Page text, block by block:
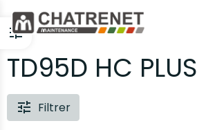
TD95D HC PLUS
Filtrer